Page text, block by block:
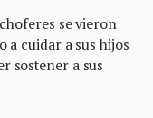
se vieron
a cuidar a sus hijos
sostener a sus